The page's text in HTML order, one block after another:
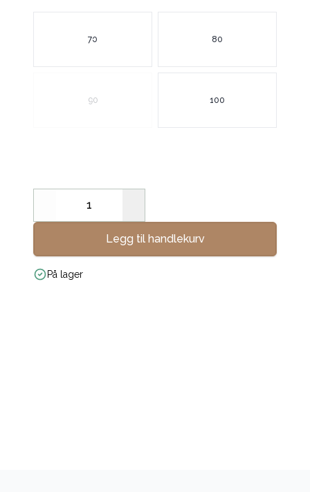
Velg en Størrelse
70 80
90 100
Decrease
Legg til handlekurv
På lager